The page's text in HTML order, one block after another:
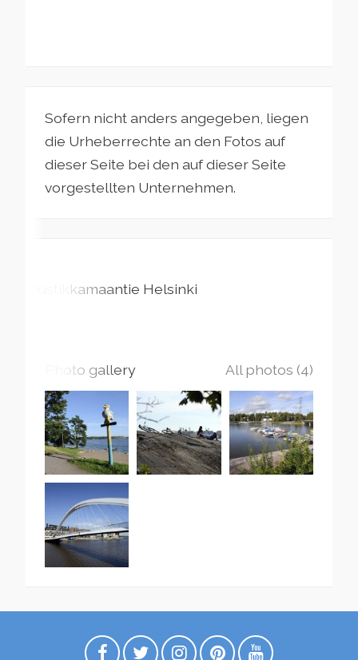
Sofern nicht anders angegeben, liegen
die Urheberrechte an den Fotos auf
dieser Seite bei den auf dieser Seite
vorgestellten Unternehmen.
Mustikkamaantie Helsinki
Photo gallery All photos (4)